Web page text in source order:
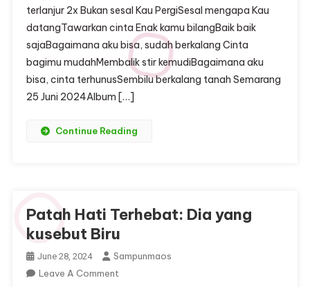
CINTA”
terlanjur 2x Bukan sesal Kau PergiSesal mengapa Kau
datangTawarkan cinta Enak kamu bilangBaik baik
sajaBagaimana aku bisa, sudah berkalang Cinta
bagimu mudahMembalik stir kemudiBagaimana aku
bisa, cinta terhunusSembilu berkalang tanah Semarang
25 Juni 2024Album […]
Continue Reading
Patah Hati Terhebat: Dia yang
kusebut Biru
June 28, 2024
Sampunmaos
Leave A CommentOn